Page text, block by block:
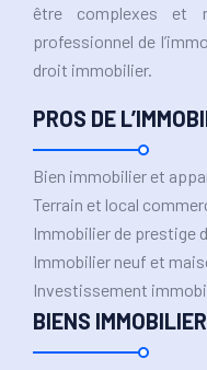
être complexes et
professionnel de
droit immobilier.
PROS DE
Bien immobilier et
Terrain et local
Immobilier de prestige
Immobilier neuf et
Investissement
BIENS